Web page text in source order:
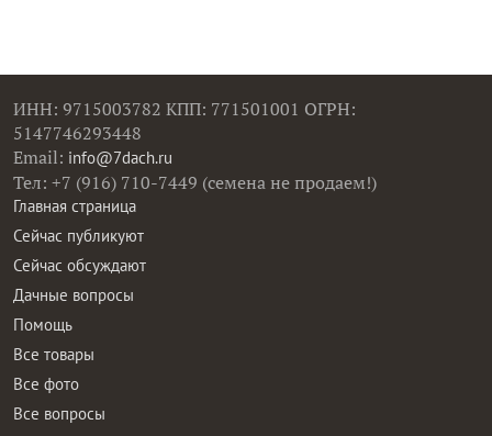
ИНН: 9715003782 КПП: 771501001 ОГРН:
5147746293448
Email: info@7dach.ru
Тел: +7 (916) 710-7449 (семена не продаем!)
Главная страница
Сейчас публикуют
Сейчас обсуждают
Дачные вопросы
Помощь
Все товары
Все фото
Все вопросы